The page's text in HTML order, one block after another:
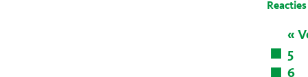
«
5
6